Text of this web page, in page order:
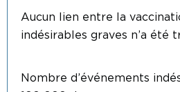
Aucun lien entre la
indésirables graves n’a été
Nombre d’événements